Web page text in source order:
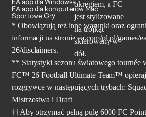
EA app dla Windowsa
EA app dla komputerów Mac
Sportowe Gry
* Obowiązują też inne warunki oraz
informacji na stronie ea.com/pl-pl/games/
26/disclaimers.
** Statystyki sezonu światowego tournée
FC™ 26 Football Ultimate Team™
rozgrywce w następujących trybach:
Mistrzostwa i Draft.
††Aby otrzymać pełną pulę 6000 FC